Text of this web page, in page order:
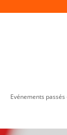
Evénements